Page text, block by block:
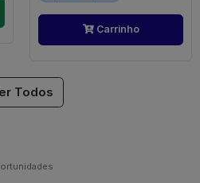
Carrinho
Todos